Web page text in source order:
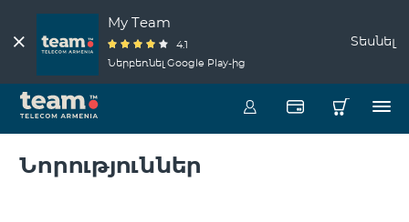
My Team
4.1
Ներբեռնել Google Play-ից
Տեսնել
Նորություններ